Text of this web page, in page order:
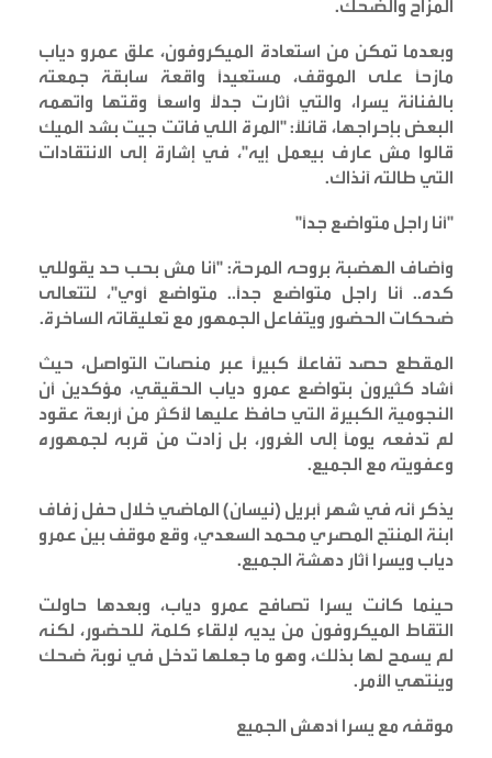
المزاح والضحك.
وبعدما تمكن من استعادة الميكروفون، علق عمرو دياب
مازحاً على الموقف، مستعيداً واقعة سابقة جمعته
بالفنانة يسرا، والتي أثارت جدلاً واسعاً وقتها واتهمه
البعض بإحراجها، قائلاً: "المرة اللي فاتت جيت بشد الميك
قالوا مش عارف بيعمل إيه"، في إشارة إلى الانتقادات
التي طالته آنذاك.
"أنا راجل متواضع جداً"
وأضاف الهضبة بروحه المرحة: "أنا مش بحب حد يقوللي
كده.. أنا راجل متواضع جداً.. متواضع أوي"، لتتعالى
ضحكات الحضور ويتفاعل الجمهور مع تعليقاته الساخرة.
المقطع حصد تفاعلاً كبيراً عبر منصات التواصل، حيث
أشاد كثيرون بتواضع عمرو دياب الحقيقي، مؤكدين أن
النجومية الكبيرة التي حافظ عليها لأكثر من أربعة عقود
لم تدفعه يوماً إلى الغرور، بل زادت من قربه لجمهوره
وعفويته مع الجميع.
يذكر أنه في شهر أبريل (نيسان) الماضي خلال حفل زفاف
ابنة المنتج المصري محمد السعدي، وقع موقف بين عمرو
دياب ويسرا أثار دهشة الجميع.
حينما كانت يسرا تصافح عمرو دياب، وبعدها حاولت
التقاط الميكروفون من يديه لإلقاء كلمة للحضور، لكنه
لم يسمح لها بذلك، وهو ما جعلها تدخل في نوبة ضحك
وينتهي الأمر.
موقفه مع يسرا أدهش الجميع